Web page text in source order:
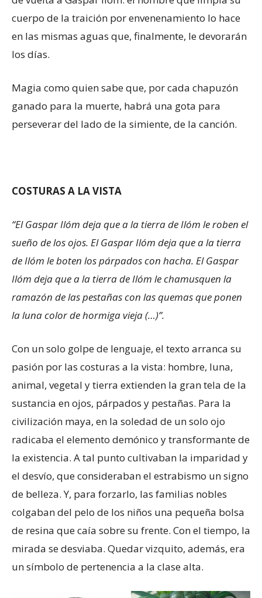
cuerpo de la traición por envenenamiento lo hace
en las mismas aguas que, finalmente, le devorarán
los días.
Magia como quien sabe que, por cada chapuzón
ganado para la muerte, habrá una gota para
perseverar del lado de la simiente, de la canción.
COSTURAS A LA VISTA
“El Gaspar Ilóm deja que a la tierra de Ilóm le roben el
sueño de los ojos. El Gaspar Ilóm deja que a la tierra
de Ilóm le boten los párpados con hacha. El Gaspar
Ilóm deja que a la tierra de Ilóm le chamusquen la
ramazón de las pestañas con las quemas que ponen
la luna color de hormiga vieja (…)”.
Con un solo golpe de lenguaje, el texto arranca su
pasión por las costuras a la vista: hombre, luna,
animal, vegetal y tierra extienden la gran tela de la
sustancia en ojos, párpados y pestañas. Para la
civilización maya, en la soledad de un solo ojo
radicaba el elemento demónico y transformante de
la existencia. A tal punto cultivaban la imparidad y
el desvío, que consideraban el estrabismo un signo
de belleza. Y, para forzarlo, las familias nobles
colgaban del pelo de los niños una pequeña bolsa
de resina que caía sobre su frente. Con el tiempo, la
mirada se desviaba. Quedar vizquito, además, era
un símbolo de pertenencia a la clase alta.